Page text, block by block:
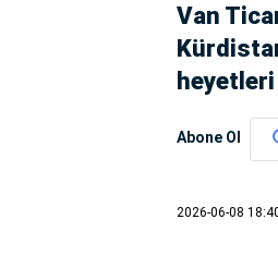
Van
Abone Ol
2026-06-08